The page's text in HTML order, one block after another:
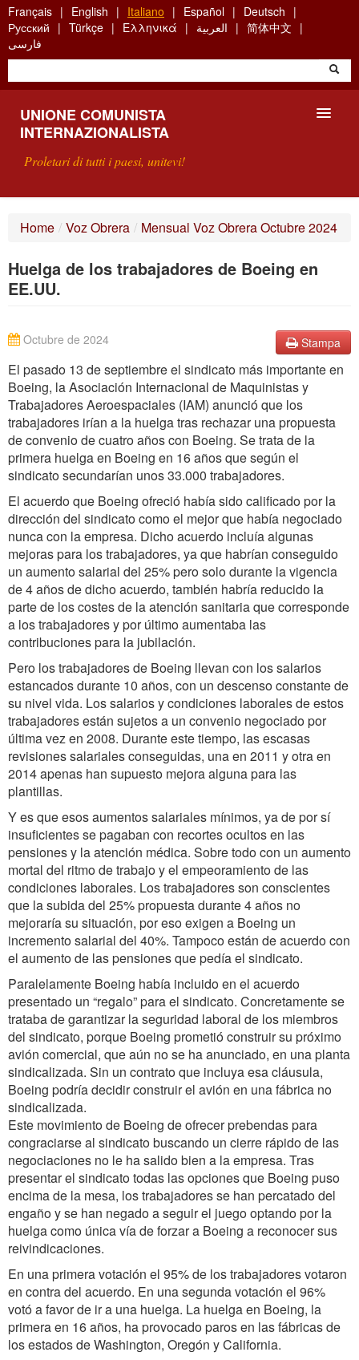
Skip
to
main
content
Français English Italiano Español
Deutsch
Русский
Türkçe Ελληνικά العربية
简体中文
فارسی
UNIONE COMUNISTA
INTERNAZIONALISTA
Proletari di tutti i paesi, unitevi!
RICERCA
Home / Voz Obrera / Mensual Voz Obrera Octubre 2024
Huelga de los trabajadores de Boeing en
EE.UU.
Stampa
Octubre de 2024
El pasado 13 de septiembre el sindicato más importante en
Boeing, la Asociación Internacional de Maquinistas y
Trabajadores Aeroespaciales (IAM) anunció que los
trabajadores irían a la huelga tras rechazar una propuesta
de convenio de cuatro años con Boeing. Se trata de la
primera huelga en Boeing en 16 años que según el
sindicato secundarían unos 33.000 trabajadores.
El acuerdo que Boeing ofreció había sido calificado por la
dirección del sindicato como el mejor que había negociado
nunca con la empresa. Dicho acuerdo incluía algunas
mejoras para los trabajadores, ya que habrían conseguido
un aumento salarial del 25% pero solo durante la vigencia
de 4 años de dicho acuerdo, también habría reducido la
parte de los costes de la atención sanitaria que corresponde
a los trabajadores y por último aumentaba las
contribuciones para la jubilación.
Pero los trabajadores de Boeing llevan con los salarios
estancados durante 10 años, con un descenso constante de
su nivel vida. Los salarios y condiciones laborales de estos
trabajadores están sujetos a un convenio negociado por
última vez en 2008. Durante este tiempo, las escasas
revisiones salariales conseguidas, una en 2011 y otra en
2014 apenas han supuesto mejora alguna para las
plantillas.
Y es que esos aumentos salariales mínimos, ya de por sí
insuficientes se pagaban con recortes ocultos en las
pensiones y la atención médica. Sobre todo con un aumento
mortal del ritmo de trabajo y el empeoramiento de las
condiciones laborales. Los trabajadores son conscientes
que la subida del 25% propuesta durante 4 años no
mejoraría su situación, por eso exigen a Boeing un
incremento salarial del 40%. Tampoco están de acuerdo con
el aumento de las pensiones que pedía el sindicato.
Paralelamente Boeing había incluido en el acuerdo
presentado un “regalo” para el sindicato. Concretamente se
trataba de garantizar la seguridad laboral de los miembros
del sindicato, porque Boeing prometió construir su próximo
avión comercial, que aún no se ha anunciado, en una planta
sindicalizada. Sin un contrato que incluya esa cláusula,
Boeing podría decidir construir el avión en una fábrica no
sindicalizada.
Este movimiento de Boeing de ofrecer prebendas para
congraciarse al sindicato buscando un cierre rápido de las
negociaciones no le ha salido bien a la empresa. Tras
presentar el sindicato todas las opciones que Boeing puso
encima de la mesa, los trabajadores se han percatado del
engaño y se han negado a seguir el juego optando por la
huelga como única vía de forzar a Boeing a reconocer sus
reivindicaciones.
En una primera votación el 95% de los trabajadores votaron
en contra del acuerdo. En una segunda votación el 96%
votó a favor de ir a una huelga. La huelga en Boeing, la
primera en 16 años, ha provocado paros en las fábricas de
los estados de Washington, Oregón y California.